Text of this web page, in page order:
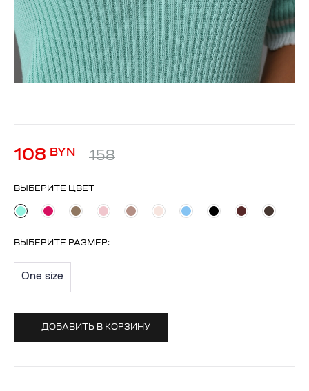
108 BYN 158
ВЫБЕРИТЕ ЦВЕТ
ВЫБЕРИТЕ РАЗМЕР:
One size
ДОБАВИТЬ В КОРЗИНУ